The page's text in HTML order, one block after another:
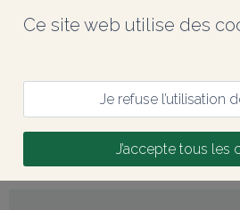
Ce site web utilise des
Je refuse l’utilisation
J’accepte tous les